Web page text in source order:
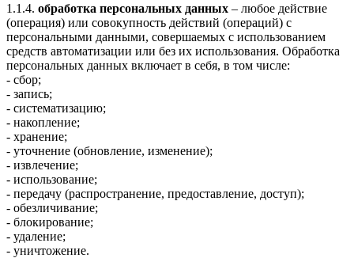
1.1.4. обработка персональных данных – любое действие
(операция) или совокупность действий (операций) с
персональными данными, совершаемых с использованием
средств автоматизации или без их использования. Обработка
персональных данных включает в себя, в том числе:
- сбор;
- запись;
- систематизацию;
- накопление;
- хранение;
- уточнение (обновление, изменение);
- извлечение;
- использование;
- передачу (распространение, предоставление, доступ);
- обезличивание;
- блокирование;
- удаление;
- уничтожение.